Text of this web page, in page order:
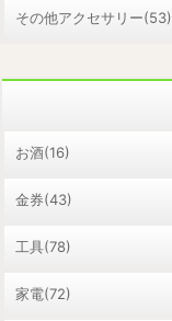
その他アクセサリー(53)
お酒(16)
金券(43)
工具(78)
家電(72)